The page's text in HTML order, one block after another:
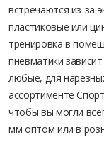
встречаются из-за
пластиковые или
тренировка в
пневматики
любые, для
ассортименте
чтобы вы могли
мм оптом или в